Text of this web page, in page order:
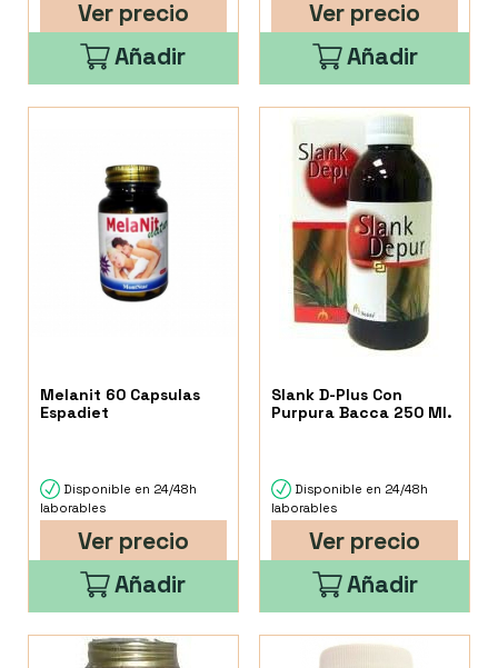
Ver precio
Añadir
Ver precio
Añadir
Melanit 60 Capsulas
Espadiet
Disponible en 24/48h
laborables
Ver precio
Añadir
Slank D-Plus Con
Purpura Bacca 250 Ml.
Disponible en 24/48h
laborables
Ver precio
Añadir